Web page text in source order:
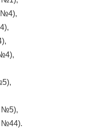
№4),
№5),
№44).